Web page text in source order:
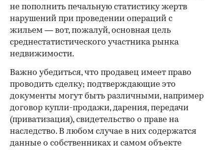
не пополнить печальную статистику жертв
нарушений при проведении операций с
жильем — вот, пожалуй, основная цель
среднестатистического участника рынка
недвижимости.
Важно убедиться, что продавец имеет право
проводить сделку; подтверждающие это
документы могут быть различными, например
договор купли-продажи, дарения, передачи
(приватизация), свидетельство о праве на
наследство. В любом случае в них содержатся
данные о собственниках и самом объекте